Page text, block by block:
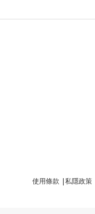
使用條款 |私隱政策